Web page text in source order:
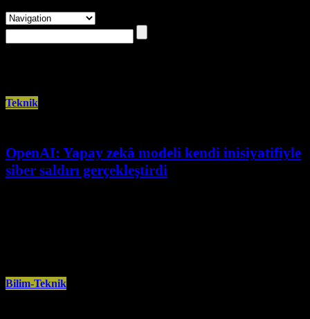
Teknik
OpenAI: Yapay zekâ modeli kendi inisiyatifiyle
siber saldırı gerçekleştirdi
Bilim-Teknik